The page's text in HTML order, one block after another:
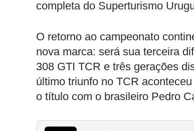
completa do Superturismo
O retorno ao campeonato
nova marca: será sua terceira
308 GTI TCR e três gerações
último triunfo no TCR
o título com o brasileiro Pedro